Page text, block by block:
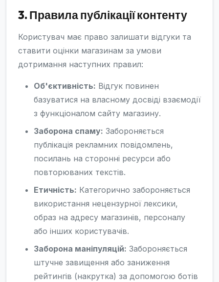
3. Правила публікації контенту
Користувач має право залишати відгуки та
ставити оцінки магазинам за умови
дотримання наступних правил:
Об'єктивність: Відгук повинен
базуватися на власному досвіді взаємодії
з функціоналом сайту магазину.
Заборона спаму: Забороняється
публікація рекламних повідомлень,
посилань на сторонні ресурси або
повторюваних текстів.
Етичність: Категорично забороняється
використання нецензурної лексики,
образ на адресу магазинів, персоналу
або інших користувачів.
Заборона маніпуляцій: Забороняється
штучне завищення або заниження
рейтингів (накрутка) за допомогою ботів